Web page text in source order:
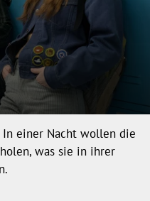
einer Nacht wollen die
was sie in ihrer